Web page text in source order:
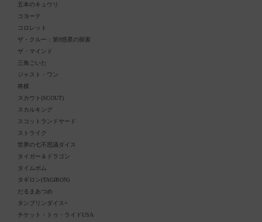
五本のキュウリ
コヨーテ
コロレット
ザ・クルー：第9惑星の探索
ザ・マインド
三角ごいた
ジャスト・ワン
将棋
スカウト(SCOUT)
スカルキング
スコットランドヤード
ストライク
世界の七不思議ダイス
タイガー＆ドラゴン
タイムボム
タギロン(TAGIRON)
だるまあつめ
タンブリンダイス+
チケット・トゥ・ライドUSA